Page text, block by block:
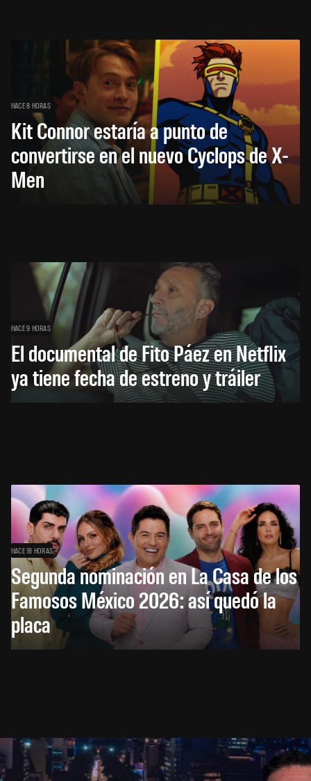
HACE 8 HORAS
Kit Connor estaría a punto de
convertirse en el nuevo Cyclops de X-
Men
HACE 9 HORAS
El documental de Fito Páez en Netflix
ya tiene fecha de estreno y tráiler
HACE 18 HORAS
Segunda nominación en La Casa de los
Famosos México 2026: así quedó la
placa